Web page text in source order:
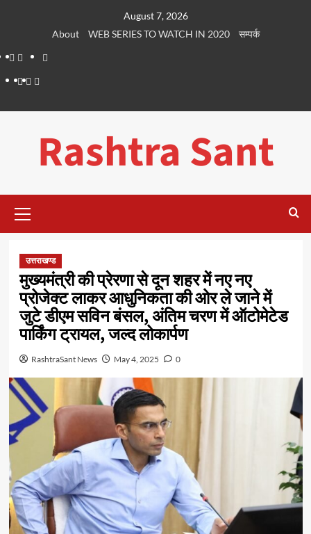
August 7, 2026
About
WEB SERIES TO WATCH IN 2020
सम्पर्क
About
WEB
SERIES
Dehradun
LifePlaces
सम्पर्क
Rashtra Sant
Menu
उत्तराखण्ड
मुख्यमंत्री की प्रेरणा से दून शहर में नए नए
प्रोजेक्ट लाकर आधुनिकता की ओर ले जाने में
जुटे डीएम सविन बंसल, अंतिम चरण में ऑटोमेटेड
पार्किंग ट्रायल, जल्द लोकार्पण
RashtraSant News May 4, 2025 0